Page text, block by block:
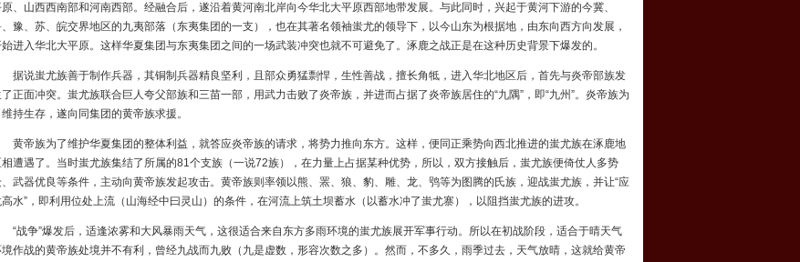
、山西西南部和河南西部。经融合后，遂沿着黄河南北岸向今华北大平原西部地带发展。与此同时，兴起于黄河下游的今冀、
豫、苏、皖交界地区的九夷部落（东夷集团的一支），也在其著名领袖蚩尤的领导下，以今山东为根据地，由东向西方向发展，
进入华北大平原。这样华夏集团与东夷集团之间的一场武装冲突也就不可避免了。涿鹿之战正是在这种历史背景下爆发的。
说蚩尤族善于制作兵器，其铜制兵器精良坚利，且部众勇猛剽悍，生性善战，擅长角牴，进入华北地区后，首先与炎帝部族发
正面冲突。蚩尤族联合巨人夸父部族和三苗一部，用武力击败了炎帝族，并进而占据了炎帝族居住的“九隅”，即“九州”。炎帝族为
维持生存，遂向同集团的黄帝族求援。
帝族为了维护华夏集团的整体利益，就答应炎帝族的请求，将势力推向东方。这样，便同正乘势向西北推进的蚩尤族在涿鹿地
相遭遇了。当时蚩尤族集结了所属的81个支族（一说72族），在力量上占据某种优势，所以，双方接触后，蚩尤族便倚仗人多势
武器优良等条件，主动向黄帝族发起攻击。黄帝族则率领以熊、罴、狼、豹、雕、龙、鸮等为图腾的氏族，迎战蚩尤族，并让“应
高水”，即利用位处上流（ 山海经中曰灵山）的条件，在河流上筑土坝蓄水（以蓄水冲了蚩尤寨），以阻挡蚩尤族的进攻。
战争”爆发后，适逢浓雾和大风暴雨天气，这很适合来自东方多雨环境的蚩尤族展开军事行动。所以在初战阶段，适合于晴天气
作战的黄帝族处境并不有利，曾经九战而九败（九是虚数，形容次数之多）。然而，不多久，雨季过去，天气放晴，这就给黄帝